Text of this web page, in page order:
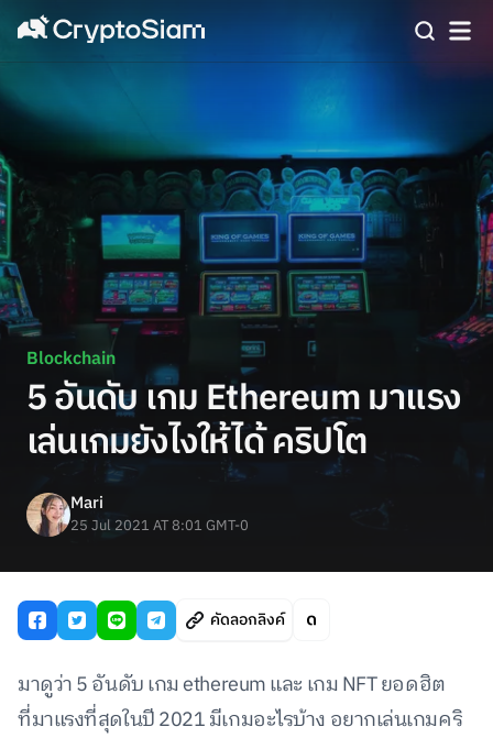
Blockchain
5 อันดับ เกม Ethereum มาแรง
เล่นเกมยังไงให้ได้ คริปโต
Mari
25 Jul 2021 AT 8:01 GMT-0
คัดลอกลิงค์
มาดูว่า 5 อันดับ เกม ethereum และ เกม NFT ยอดฮิต
ที่มาแรงที่สุดในปี 2021 มีเกมอะไรบ้าง อยากเล่นเกมคริ